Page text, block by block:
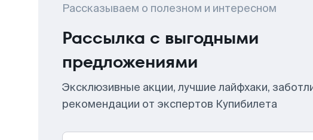
Рассказываем о полезном и интересном
Рассылка с выгодными
предложениями
Эксклюзивные акции, лучшие лайфхаки,
рекомендации от экспертов Купибилета